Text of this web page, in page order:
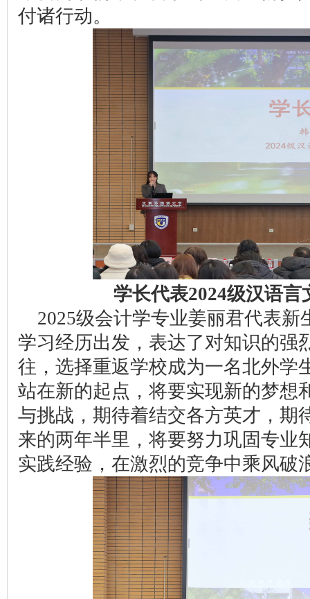
付诸行动。
学长代表2024级汉语
2025级会计学专业姜丽君代表
学习经历出发，表达了对知识的强
往，选择重返学校成为一名北外学
站在新的起点，将要实现新的梦想
与挑战，期待着结交各方英才，期
来的两年半里，将要努力巩固专业
实践经验，在激烈的竞争中乘风破